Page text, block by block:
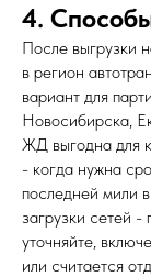
4.
После выгрузки
в регион
вариант для
Новосибирска,
ЖД выгодна для
- когда нужна
последней мили
загрузки сетей
уточняйте,
или считается